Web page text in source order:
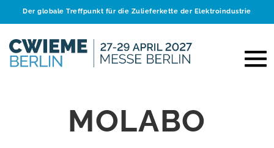
Der globale Treffpunkt für die Zulieferkette der Elektroindustrie
MOLABO